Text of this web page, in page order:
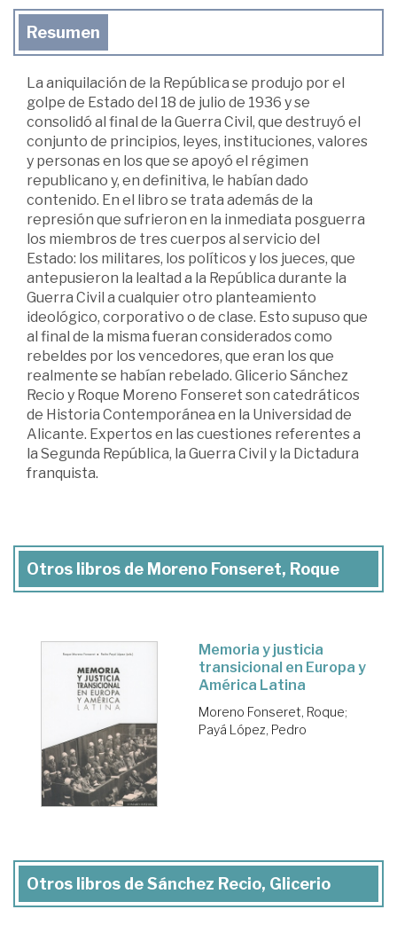
Resumen
La aniquilación de la República se produjo por el
golpe de Estado del 18 de julio de 1936 y se
consolidó al final de la Guerra Civil, que destruyó el
conjunto de principios, leyes, instituciones, valores
y personas en los que se apoyó el régimen
republicano y, en definitiva, le habían dado
contenido. En el libro se trata además de la
represión que sufrieron en la inmediata posguerra
los miembros de tres cuerpos al servicio del
Estado: los militares, los políticos y los jueces, que
antepusieron la lealtad a la República durante la
Guerra Civil a cualquier otro planteamiento
ideológico, corporativo o de clase. Esto supuso que
al final de la misma fueran considerados como
rebeldes por los vencedores, que eran los que
realmente se habían rebelado. Glicerio Sánchez
Recio y Roque Moreno Fonseret son catedráticos
de Historia Contemporánea en la Universidad de
Alicante. Expertos en las cuestiones referentes a
la Segunda República, la Guerra Civil y la Dictadura
franquista.
Otros libros de Moreno Fonseret, Roque
Memoria y justicia
transicional en Europa y
América Latina
Moreno Fonseret, Roque;
Payá López, Pedro
Otros libros de Sánchez Recio, Glicerio